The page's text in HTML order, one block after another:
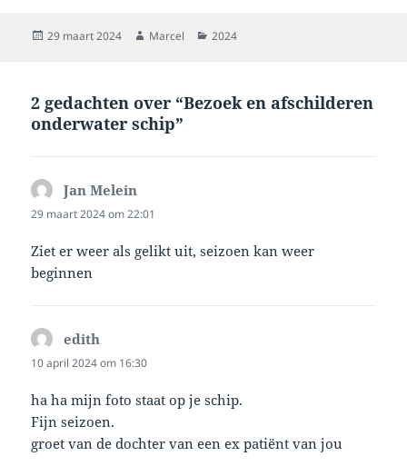
Geplaatst
29 maart 2024 Auteur
Marcel Categorieën
2024
2 gedachten over “Bezoek en afschilderen
onderwater schip”
Jan Melein
29 maart 2024 om 22:01
Ziet er weer als gelikt uit, seizoen kan weer
beginnen
edith
10 april 2024 om 16:30
ha ha mijn foto staat op je schip.
Fijn seizoen.
groet van de dochter van een ex patiënt van jou